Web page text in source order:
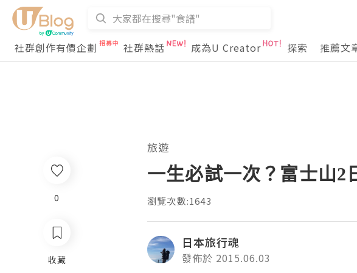
社群創作有價企劃 社群熱話 成為U Creator 探索 推薦文
旅遊
一生必試一次？富士山
瀏覽次數:1643
日本旅行魂
發佈於 2015.06.03
0
收藏